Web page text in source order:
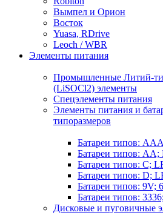
Вымпел и Орион
Восток
Yuasa, RDrive
Leoch / WBR
Элементы питания
Промышленные Литий-
(LiSOCl2) элементы
Спецэлементы питания
Элементы питания и
типоразмеров
Батареи типов:
Батареи типов: AA;
Батареи типов: C;
Батареи типов: D;
Батареи типов: 9V;
Батареи типов:
Дисковые и пуговичные